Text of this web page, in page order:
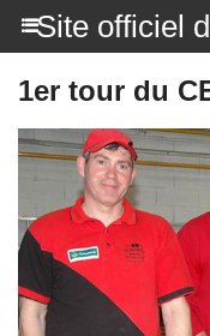
Site officiel
1er tour du